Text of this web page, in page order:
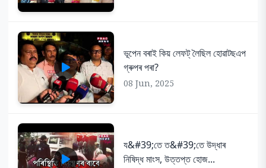
ভূপেন বৰাই কিয় লেফট্ লৈছিল হোৱাটছএপ
গ্ৰুপৰ পৰা?
08 Jun, 2025
য&#39;তে ত&#39;তে উদ্ধাৰ
নিষিদ্ধ মাংস, উত্তপ্ত হোজ...